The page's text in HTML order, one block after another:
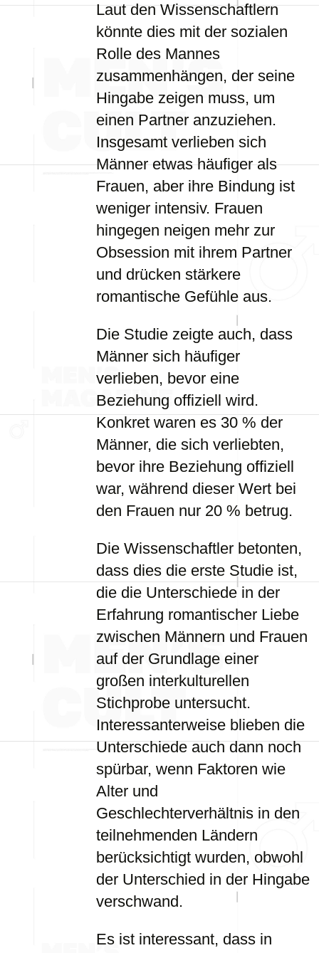
Laut den Wissenschaftlern
könnte dies mit der sozialen
Rolle des Mannes
zusammenhängen, der seine
Hingabe zeigen muss, um
einen Partner anzuziehen.
Insgesamt verlieben sich
Männer etwas häufiger als
Frauen, aber ihre Bindung ist
weniger intensiv. Frauen
hingegen neigen mehr zur
Obsession mit ihrem Partner
und drücken stärkere
romantische Gefühle aus.
Die Studie zeigte auch, dass
Männer sich häufiger
verlieben, bevor eine
Beziehung offiziell wird.
Konkret waren es 30 % der
Männer, die sich verliebten,
bevor ihre Beziehung offiziell
war, während dieser Wert bei
den Frauen nur 20 % betrug.
Die Wissenschaftler betonten,
dass dies die erste Studie ist,
die die Unterschiede in der
Erfahrung romantischer Liebe
zwischen Männern und Frauen
auf der Grundlage einer
großen interkulturellen
Stichprobe untersucht.
Interessanterweise blieben die
Unterschiede auch dann noch
spürbar, wenn Faktoren wie
Alter und
Geschlechterverhältnis in den
teilnehmenden Ländern
berücksichtigt wurden, obwohl
der Unterschied in der Hingabe
verschwand.
Es ist interessant, dass in